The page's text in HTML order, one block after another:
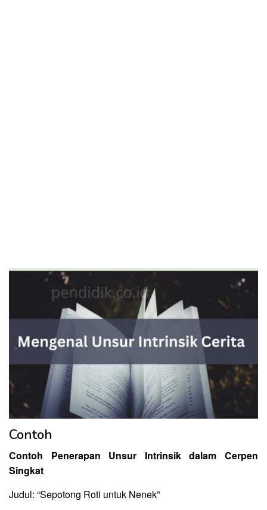
Contoh
Contoh Penerapan Unsur Intrinsik dalam Cerpen
Singkat
Judul: “Sepotong Roti untuk Nenek”